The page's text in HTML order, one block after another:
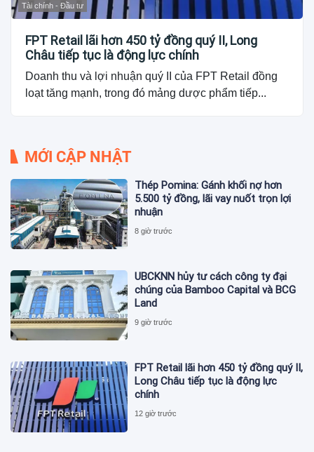
Tài chính - Đầu tư
FPT Retail lãi hơn 450 tỷ đồng quý II, Long
Châu tiếp tục là động lực chính
Doanh thu và lợi nhuận quý II của FPT Retail đồng
loạt tăng mạnh, trong đó mảng dược phẩm tiếp...
MỚI CẬP NHẬT
Thép Pomina: Gánh khối nợ hơn
5.500 tỷ đồng, lãi vay nuốt trọn lợi
nhuận
8 giờ trước
UBCKNN hủy tư cách công ty đại
chúng của Bamboo Capital và BCG
Land
9 giờ trước
FPT Retail lãi hơn 450 tỷ đồng quý II,
Long Châu tiếp tục là động lực
chính
12 giờ trước